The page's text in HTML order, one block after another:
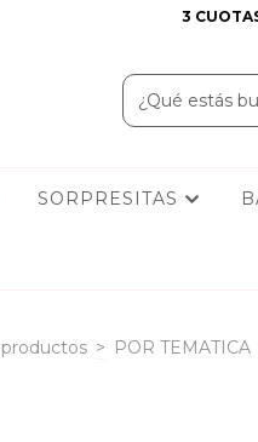
3
SORPRESITAS
> POR TEMATICA